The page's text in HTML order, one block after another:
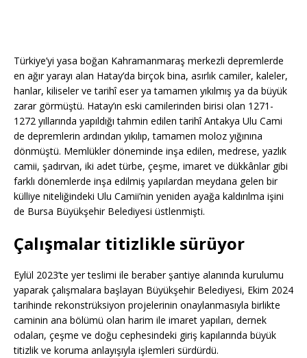
Türkiye’yi yasa boğan Kahramanmaraş merkezli depremlerde
en ağır yarayı alan Hatay’da birçok bina, asırlık camiler, kaleler,
hanlar, kiliseler ve tarihî eser ya tamamen yıkılmış ya da büyük
zarar görmüştü. Hatay’ın eski camilerinden birisi olan 1271-
1272 yıllarında yapıldığı tahmin edilen tarihî Antakya Ulu Cami
de depremlerin ardından yıkılıp, tamamen moloz yığınına
dönmüştü. Memlükler döneminde inşa edilen, medrese, yazlık
camii, şadırvan, iki adet türbe, çeşme, imaret ve dükkânlar gibi
farklı dönemlerde inşa edilmiş yapılardan meydana gelen bir
külliye niteliğindeki Ulu Camii’nin yeniden ayağa kaldırılma işini
de Bursa Büyükşehir Belediyesi üstlenmişti.
Çalışmalar titizlikle sürüyor
Eylül 2023’te yer teslimi ile beraber şantiye alanında kurulumu
yaparak çalışmalara başlayan Büyükşehir Belediyesi, Ekim 2024
tarihinde rekonstrüksiyon projelerinin onaylanmasıyla birlikte
caminin ana bölümü olan harim ile imaret yapıları, dernek
odaları, çeşme ve doğu cephesindeki giriş kapılarında büyük
titizlik ve koruma anlayışıyla işlemleri sürdürdü.